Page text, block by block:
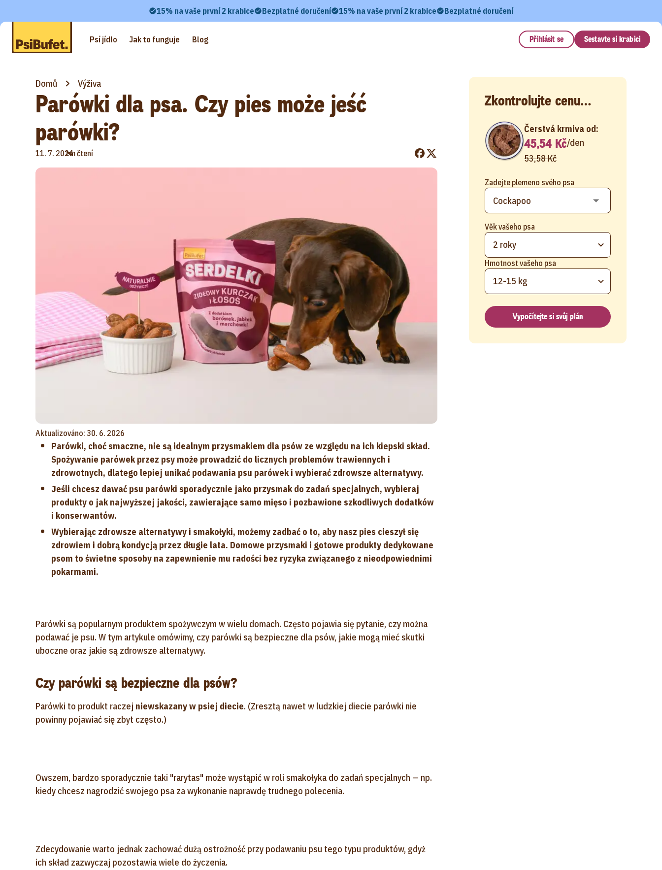
15% na vaše první 2 krabice Bezplatné doručení 15% na vaše první 2 krabice Bezplatné doručení
Psí jídlo Jak to funguje Blog Přihlásit se Sestavte si krabici
Domů Výživa
Parówki dla psa. Czy pies może jeść
parówki?
11. 7. 2024
•
1m čtení
Aktualizováno: 30. 6. 2026
Parówki, choć smaczne, nie są idealnym przysmakiem dla psów ze względu na ich kiepski skład.
Spożywanie parówek przez psy może prowadzić do licznych problemów trawiennych i
zdrowotnych, dlatego lepiej unikać podawania psu parówek i wybierać zdrowsze alternatywy.
Jeśli chcesz dawać psu parówki sporadycznie jako przysmak do zadań specjalnych, wybieraj
produkty o jak najwyższej jakości, zawierające samo mięso i pozbawione szkodliwych dodatków
i konserwantów.
Wybierając zdrowsze alternatywy i smakołyki, możemy zadbać o to, aby nasz pies cieszył się
zdrowiem i dobrą kondycją przez długie lata. Domowe przysmaki i gotowe produkty dedykowane
psom to świetne sposoby na zapewnienie mu radości bez ryzyka związanego z nieodpowiednimi
pokarmami.
Parówki są popularnym produktem spożywczym w wielu domach. Często pojawia się pytanie, czy można
podawać je psu. W tym artykule omówimy, czy parówki są bezpieczne dla psów, jakie mogą mieć skutki
uboczne oraz jakie są zdrowsze alternatywy.
Czy parówki są bezpieczne dla psów?
Parówki to produkt raczej niewskazany w psiej diecie. (Zresztą nawet w ludzkiej diecie parówki nie
powinny pojawiać się zbyt często.)
Owszem, bardzo sporadycznie taki "rarytas" może wystąpić w roli smakołyka do zadań specjalnych — np.
kiedy chcesz nagrodzić swojego psa za wykonanie naprawdę trudnego polecenia.
Zdecydowanie warto jednak zachować dużą ostrożność przy podawaniu psu tego typu produktów, gdyż
ich skład zazwyczaj pozostawia wiele do życzenia.
Zkontrolujte cenu…
Zadejte plemeno svého psa
Věk vašeho psa
2 roky
Hmotnost vašeho psa
12-15 kg
Čerstvá krmiva od:
45,54 Kč/den
53,58 Kč
Vypočítejte si svůj plán